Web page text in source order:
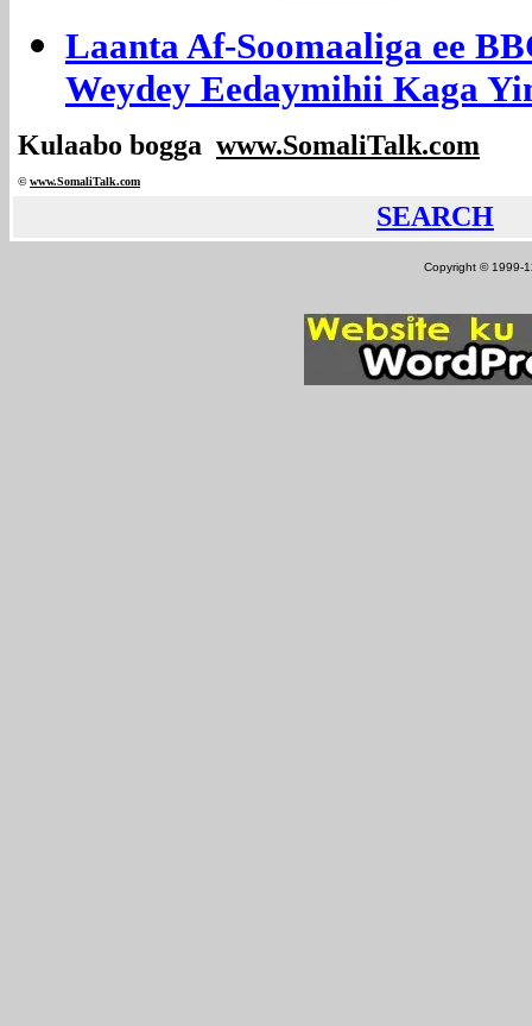
Laanta Af-Soomaaliga ee
Weydey Eedaymihii Kaga
Kulaabo bogga www.SomaliTalk.com
©www.SomaliTalk.com
SEARCH
Copyright © 1999-